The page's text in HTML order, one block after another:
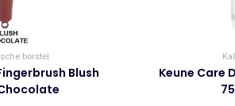
borstel
Blush
Keune Care